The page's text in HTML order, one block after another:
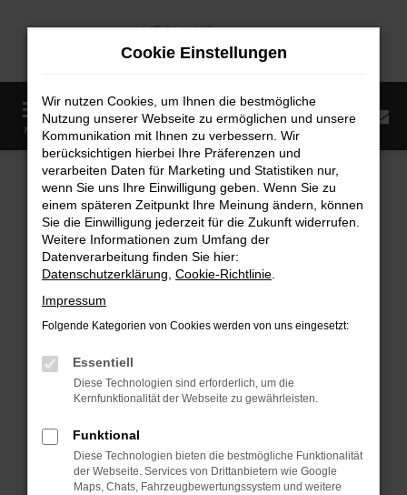
Zum
MENÜ
Startseite Fahrzeugangebote Fahrzeugmarkt
Fahrzeugmarkt
Fehler: Network Error
Beim Laden ist ein Fehler aufgetreten.
Hier sind ein paar Tipps, die dir helfen können:
Überprüfe deine Firewall und deine
Internetverbindung.
deine Suchmaschine?
Prüfe deine Browsererweiterungen.
Manche Erweiterungen, wie Werbeblocker,
Cookie Einstellungen
Wir nutzen Cookies, um Ihnen die bestmögliche
Nutzung unserer Webseite zu ermöglichen und unsere
Kommunikation mit Ihnen zu verbessern. Wir
berücksichtigen hierbei Ihre Präferenzen und
verarbeiten Daten für Marketing und Statistiken nur,
wenn Sie uns Ihre Einwilligung geben. Wenn Sie zu
einem späteren Zeitpunkt Ihre Meinung ändern, können
Sie die Einwilligung jederzeit für die Zukunft widerrufen.
Weitere Informationen zum Umfang der
Datenverarbeitung finden Sie hier:
Datenschutzerklärung Cookie-Richtlinie
Impressum
Folgende Kategorien von Cookies werden von uns eingesetzt:
Essentiell
Diese Technologien sind erforderlich, um die
Kernfunktionalität der Webseite zu gewährleisten.
Funktional
Diese Technologien bieten die bestmögliche Funktionalität
der Webseite. Services von Drittanbietern wie Google
Maps, Chats, Fahrzeugbewertungssystem und weitere